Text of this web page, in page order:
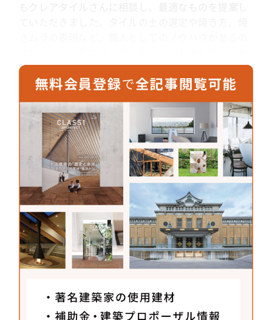
くなど、対応もとても良く、安心してお任せするこ
とができたのが印象的です。
株式会社クレアタイル
〒151-0071
東京都渋谷区本町2-33-20-103
TEL：03-6276-6755
FAX：03-6735-4388
MAIL : nishi@claya.co.jp(担当 : 西)
WEB : http://www.claya.co.jp/